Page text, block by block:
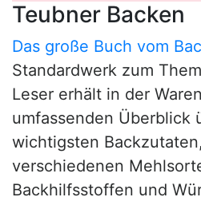
Teubner Backen
Das große Buch vom
Standardwerk zum
Leser erhält in der
umfassenden Überblick
wichtigsten
verschiedenen
Backhilfsstoffen und